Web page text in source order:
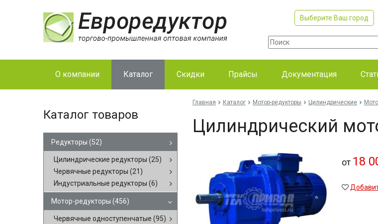
Выберите Ваш город
О компании Каталог Скидки Прайсы Документация
Каталог товаров
Редукторы (52)
Цилиндрические редукторы (25)
Червячные редукторы (21)
Индустриальные редукторы (6)
Мотор-редукторы (456)
Червячные одноступенчатые (95)
Главная Каталог Мотор-редукторы Цилиндрические
Цилиндрический
от 18